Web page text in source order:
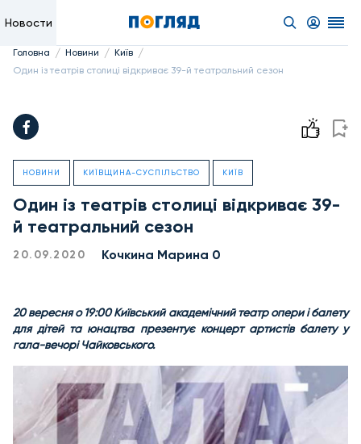
Новости
Головна / Новини / Київ /
Один із театрів столиці відкриває 39-й театральний сезон
НОВИНИ КИЇВЩИНА-СУСПІЛЬСТВО КИЇВ
Один із театрів столиці відкриває 39-
й театральний сезон
20.09.2020 Кочкина Марина 0
20 вересня о 19:00 Київський академічний театр опери і балету
для дітей та юнацтва презентує концерт артистів балету у
гала-вечорі Чайковського.